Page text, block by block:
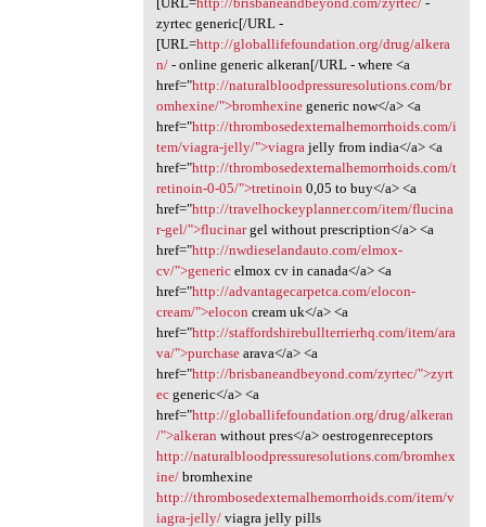
zyrtec generic[/URL -
[URL=http://globallifefoundation.org/drug/alkera
n/- online generic alkeran[/URL - where <a
href="http://naturalbloodpressuresolutions.com/br
omhexine/">bromhexinegeneric now</a> <a
href="http://thrombosedexternalhemorrhoids.com/i
tem/viagra-jelly/">viagra jelly from india</a> <a
href="http://thrombosedexternalhemorrhoids.com/t
retinoin-0-05/">tretinoin 0,05 to buy</a> <a
href="http://travelhockeyplanner.com/item/flucina
r-gel/">flucinargel without prescription</a> <a
href="http://nwdieselandauto.com/elmox-
cv/">genericelmox cv in canada</a> <a
href="http://advantagecarpetca.com/elocon-
cream/">elocon cream uk</a> <a
href="http://staffordshirebullterrierhq.com/item/ara
va/">purchasearava</a> <a
href="http://brisbaneandbeyond.com/zyrtec/">zyrt
ecgeneric</a> <a
href="http://globallifefoundation.org/drug/alkeran
/">alkeran without pres</a> oestrogenreceptors
http://naturalbloodpressuresolutions.com/bromhex
ine/bromhexine
http://thrombosedexternalhemorrhoids.com/item/v
iagra-jelly/viagra jelly pills